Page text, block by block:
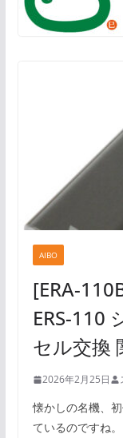
AIBO
[ERA-
ERS-110
セル交換
2026年2月25日
懐かしの名機、
ているのですね